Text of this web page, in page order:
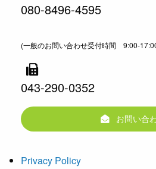
080-8496-4595
(一般のお問い合わせ受付時間 9:00-
043-290-0352
お問い合
Privacy Policy